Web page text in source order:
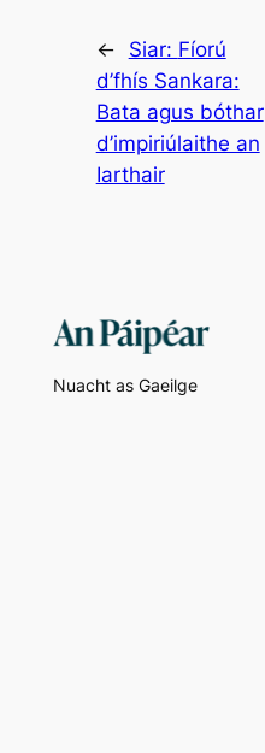
← Siar: Fíorú
d’fhís Sankara:
Bata agus bóthar
d’impiriúlaithe an
Iarthair
Nuacht as Gaeilge